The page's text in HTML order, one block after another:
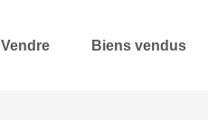
Vendre Biens vendus